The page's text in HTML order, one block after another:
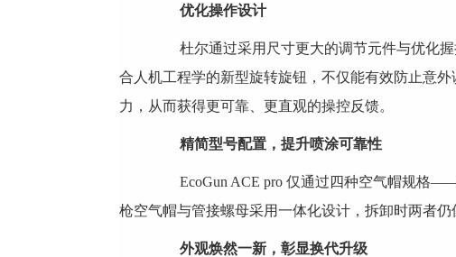
优化操作设计
杜尔通过采用尺寸更大的调节元件与优化握
合人机工程学的新型旋转旋钮，不仅能有效防止意
力，从而获得更可靠、更直观的操控反馈。
精简型号配置，提升喷涂可靠性
EcoGun ACE pro 仅通过四种空气帽规格——
枪空气帽与管接螺母采用一体化设计，拆卸时两者
外观焕然一新，彰显换代升级